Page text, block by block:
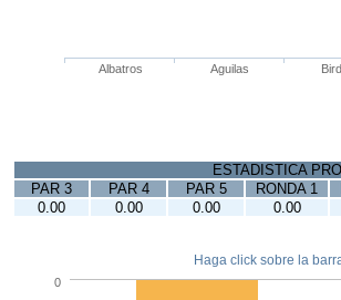
Albatros Aguilas
ESTADISTICA
PAR 3
PAR 4 PAR 5 RONDA 1
0.00
0.00 0.00 0.00
Haga click sobre la
0